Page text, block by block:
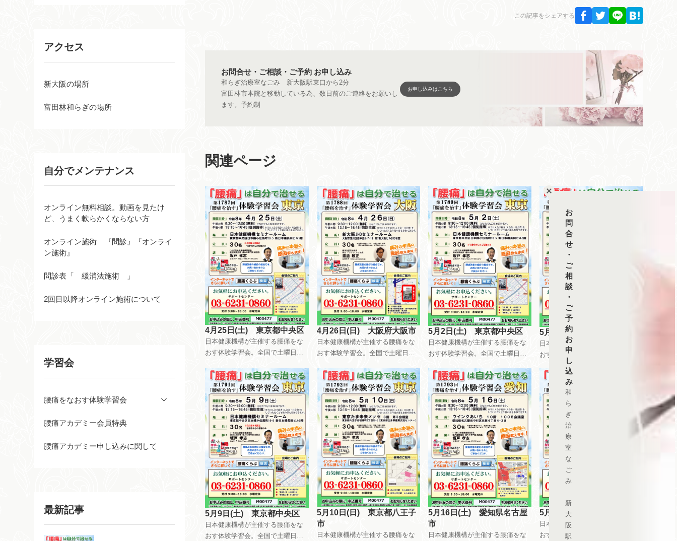
この記事をシェアする
お問合せ・ご相談・ご予約 お申し込み
和らぎ治療室なごみ 新大阪駅東口から2分
富田林市本院と移動している為、数日前のご連絡をお願いし
ます。予約制
お申し込みはこちら
関連ページ
4月25日(土) 東京都中央区
日本健康機構が主催する腰痛をな
おす体験学習会。全国で土曜日日
しています。午前中はだれが参加
しても無料です。午後は会員限定
で開催しています。 自分で慢性痛
を治すためのメンテナンス方法を
指導しています。
4月26日(日) 大阪府大阪市
日本健康機構が主催する腰痛をな
おす体験学習会。全国で土曜日日
しています。午前中はだれが参加
しても無料です。午後は会員限定
で開催しています。 自分で慢性痛
を治すためのメンテナンス方法を
指導しています。
5月2日(土) 東京都中央区
日本健康機構が主催する腰痛をな
おす体験学習会。全国で土曜日日
しています。午前中はだれが参加
しても無料です。午後は会員限定
で開催しています。 自分で慢性痛
を治すためのメンテナンス方法を
指導しています。
5月3日(日) 大阪府大阪市
日本健康機構が主催する腰痛をな
おす体験学習会。全国で土曜日日
曜日祝日を使って、月8回以上開催
しています。午前中はだれが参加
しても無料です。午後は会員限定
で開催しています。 自分で慢性痛
を治すためのメンテナンス方法を
指導しています。
5月9日(土) 東京都中央区
日本健康機構が主催する腰痛をな
おす体験学習会。全国で土曜日日
5月10日(日) 東京都八王子
市
日本健康機構が主催する腰痛をな
5月16日(土) 愛知県名古屋
市
日本健康機構が主催する腰痛をな
5月17日(日) 岡山県岡山市
日本健康機構が主催する腰痛をな
おす体験学習会。全国で土曜日日
アクセス
新大阪の場所
富田林和らぎの場所
自分でメンテナンス
オンライン無料相談。動画を見たけ
ど、うまく軟らかくならない方
オンライン施術 『問診』『オンライ
ン施術』
問診表「 緩消法施術 」
2回目以降オンライン施術について
学習会
腰痛をなおす体験学習会
腰痛アカデミー会員特典
腰痛アカデミー申し込みに関して
最新記事
お
問
合
せ
・
ご
相
談
・
ご
予
約
お
申
し
込
み
和
ら
ぎ
治
療
室
な
ご
み
新
大
阪
駅